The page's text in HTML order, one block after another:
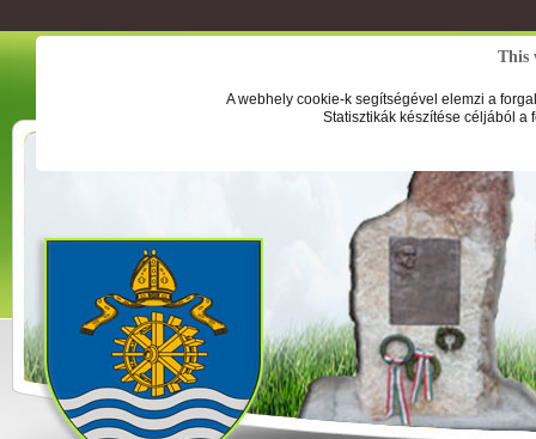
This
A webhely cookie-k segítségével elemzi a
Statisztikák készítése céljából a